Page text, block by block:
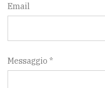
Email
Messaggio *